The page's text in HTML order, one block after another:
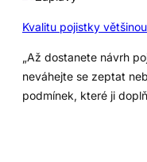
Kvalitu pojistky
„Až dostanete návrh
neváhejte se zeptat
podmínek, které ji